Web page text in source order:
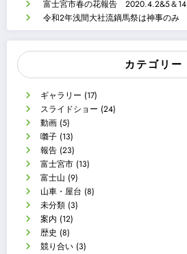
富士宮市春の花報告 2020.4.2&5＆14
令和2年浅間大社流鏑馬祭は神事のみ
カテゴリー
ギャラリー (17)
スライドショー (24)
動画 (5)
囃子 (13)
報告 (23)
富士宮市 (13)
富士山 (9)
山車・屋台 (8)
未分類 (3)
案内 (12)
歴史 (8)
競り合い (3)